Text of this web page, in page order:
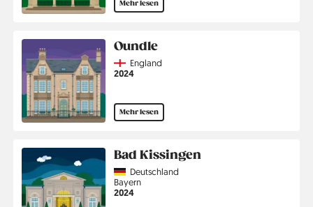
Mehr lesen
Oundle
CountryEngland
Jahr
2024
Mehr lesen
Bad Kissingen
CountryDeutschland
Region
Bayern
Jahr
2024